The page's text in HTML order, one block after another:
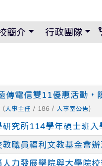
佈景設定
簡介 行政團隊
傳電信雙11優惠活動
( 人事主任 / 186 / 人事室公告)
究所114學年碩士班入
職員福利文教基金會
力發展學院與大學院